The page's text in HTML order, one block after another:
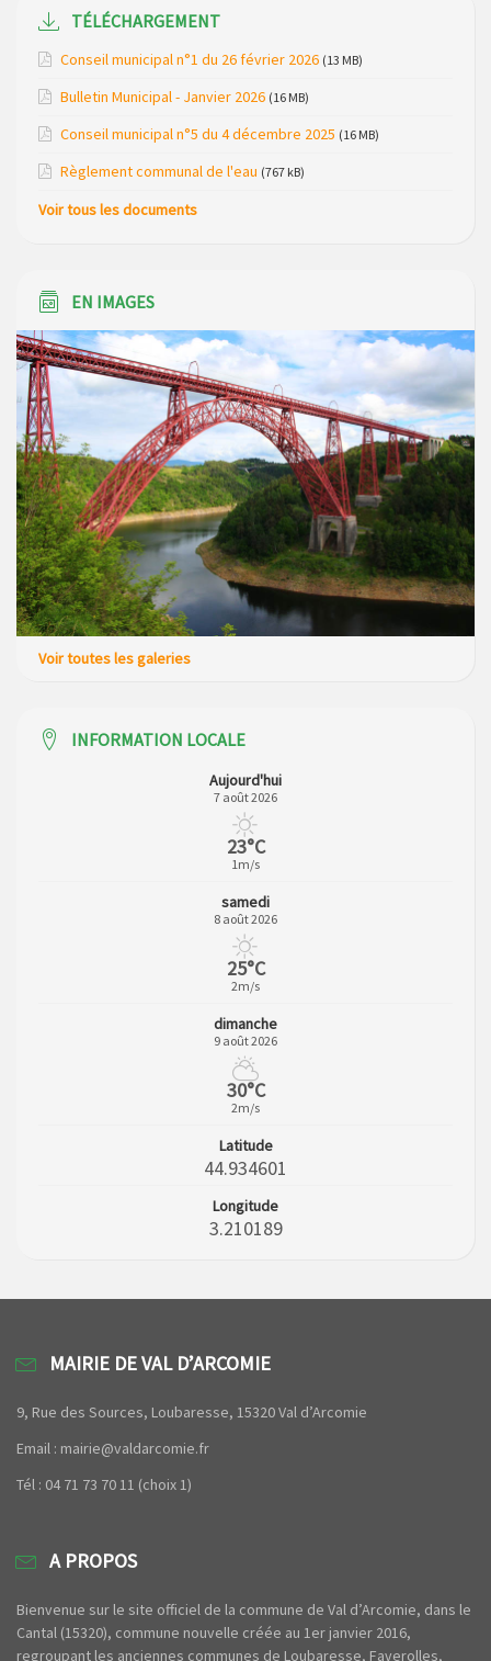
Réunion d’installation du nouveau conseil municipal à
Loubaresse le vendredi 20 mars 2026
2026
TÉLÉCHARGEMENT
Conseil municipal n°1 du 26 février 2026 (13 MB)
Bulletin Municipal - Janvier 2026 (16 MB)
Conseil municipal n°5 du 4 décembre 2025 (16 MB)
Règlement communal de l'eau (767 kB)
Voir tous les documents
EN IMAGES
Voir toutes les galeries
INFORMATION LOCALE
Aujourd'hui
7 août 2026
23°C
1m/s
samedi
8 août 2026
25°C
2m/s
dimanche
9 août 2026
30°C
2m/s
Latitude
44.934601
Longitude
3.210189
MAIRIE DE VAL D’ARCOMIE
9, Rue des Sources, Loubaresse, 15320 Val d’Arcomie
Email : mairie@valdarcomie.fr
Tél : 04 71 73 70 11 (choix 1)
A PROPOS
Bienvenue sur le site officiel de la commune de Val d’Arcomie, dans le
Cantal (15320), commune nouvelle créée au 1er janvier 2016,
regroupant les anciennes communes de Loubaresse, Faverolles,